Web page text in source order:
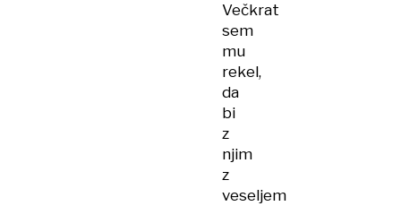
Večkrat
sem
mu
rekel,
da
bi
z
njim
z
veseljem